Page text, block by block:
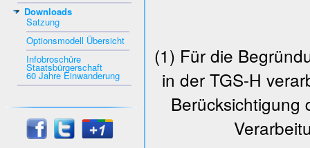
Downloads
Satzung
Optionsmodell Übersicht
Infobroschüre
Staatsbürgerschaft
60 Jahre Einwanderung
(1) Für die
in der TGS-H
Berücksichtigung